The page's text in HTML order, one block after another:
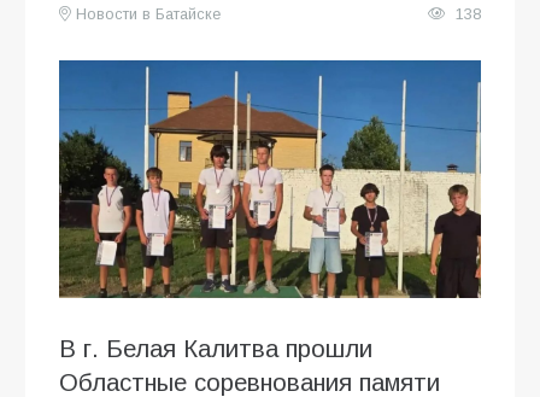
Новости в Батайске
138
В г. Белая Калитва прошли
Областные соревнования памяти